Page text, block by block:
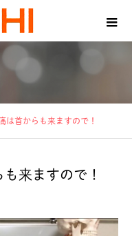
は首からも来ますので！
来ますので！